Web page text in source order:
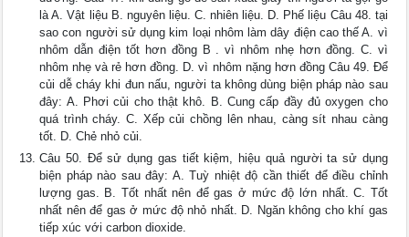
là A. Vật liệu B. nguyên liệu. C. nhiên liệu. D. Phế liệu Câu 48. tại
sao con người sử dụng kim loại nhôm làm dây điện cao thế A. vì
nhôm dẫn điện tốt hơn đồng B . vì nhôm nhẹ hơn đồng. C. vì
nhôm nhẹ và rẻ hơn đồng. D. vì nhôm nặng hơn đồng Câu 49. Để
củi dễ cháy khi đun nấu, người ta không dùng biện pháp nào sau
đây: A. Phơi củi cho thật khô. B. Cung cấp đầy đủ oxygen cho
quá trình cháy. C. Xếp củi chồng lên nhau, càng sít nhau càng
tốt. D. Chẻ nhỏ củi.
Câu 50. Để sử dụng gas tiết kiệm, hiệu quả người ta sử dụng
biện pháp nào sau đây: A. Tuỳ nhiệt độ cần thiết để điều chỉnh
lượng gas. B. Tốt nhất nên để gas ở mức độ lớn nhất. C. Tốt
nhất nên để gas ở mức độ nhỏ nhất. D. Ngăn không cho khí gas
tiếp xúc với carbon dioxide.